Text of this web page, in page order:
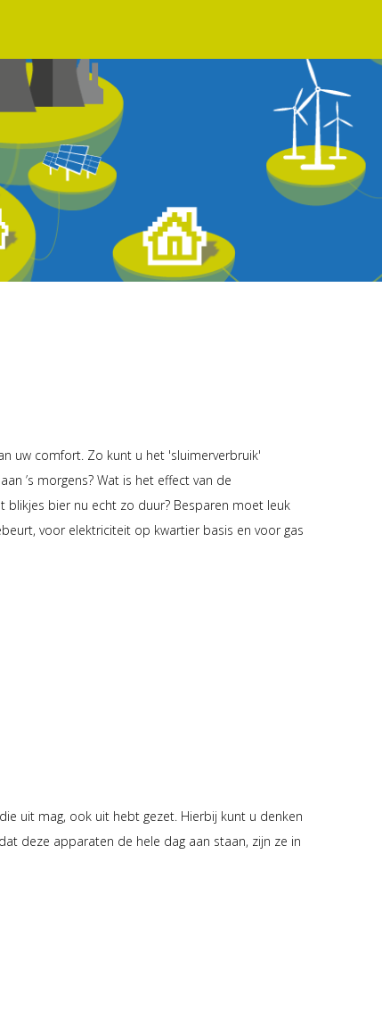
uw comfort. Zo kunt u het 'sluimerverbruik'
’s morgens? Wat is het effect van de
blikjes bier nu echt zo duur? Besparen moet leuk
voor elektriciteit op kwartier basis en voor gas
uit mag, ook uit hebt gezet. Hierbij kunt u denken
deze apparaten de hele dag aan staan, zijn ze in